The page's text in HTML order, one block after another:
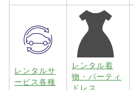
レンタルサ
ービス各種
レンタル着
物・パーティ
ドレス